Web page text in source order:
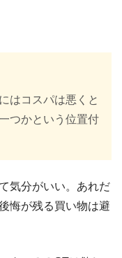
はコスパは悪くと
つかという位置付
気分がいい。あれだ
悔が残る買い物は避